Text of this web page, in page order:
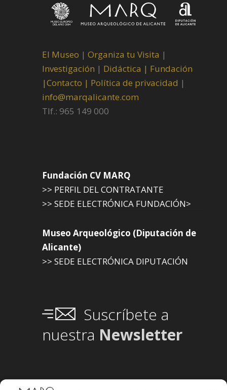
El Museo | Organiza tu Visita |
Investigación | Didáctica | Fundación
|Contacto | Política de privacidad |
info@marqalicante.com
Tlf.: 965 149 000
Fundación CV MARQ
>> PERFIL DEL CONTRATANTE
>> SEDE ELECTRÓNICA FUNDACIÓN>
Museo Arqueológico (Diputación de
Alicante)
>> SEDE ELECTRÓNICA DIPUTACIÓN
Suscríbete a
nuestra Newsletter